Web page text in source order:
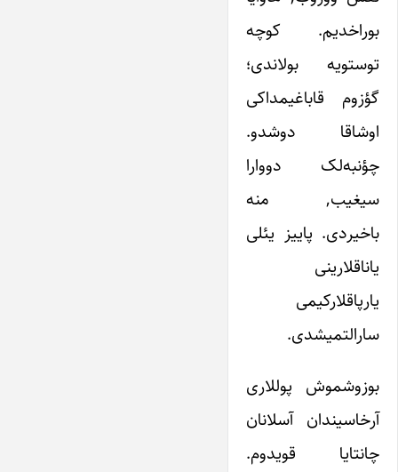
بوراخدیم. کوچه
توستویه بولاندی؛
گؤزوم قاباغیمداکی
اوشاقا دوشدو.
چؤنبه‌لک دووارا
سیغیب, منه
باخیردی. پاییز یئلی
یاناقلارینی
یارپاقلارکیمی
سارالتمیشدی.
بوزوشموش پوللاری
آرخاسیندان آسلانان
چانتایا قویدوم.